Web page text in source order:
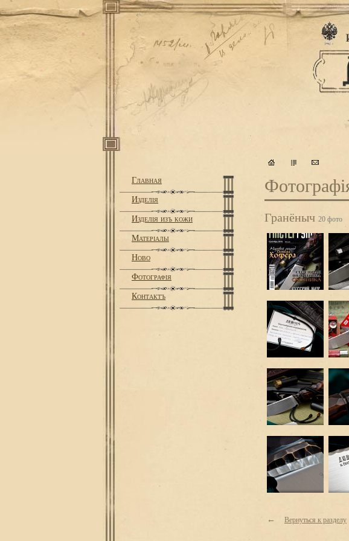
Главная
Изделiя
Изделiя изъ кожи
Матерiалы
Ново
Фотографiя
Контактъ
Гранёныч 20 фото
← Вернуться к разделу